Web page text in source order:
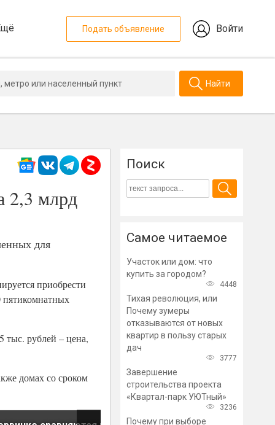
Подать объявление Войти
Найти
2,3 млрд
для
приобрести
пятикомнатных
тыс. рублей – цена,
домах со сроком
Поиск
Самое читаемое
Участок или дом: что
купить за городом?
4448
Тихая революция, или
Почему зумеры
отказываются от новых
квартир в пользу старых
дач
3777
Завершение
строительства проекта
«Квартал-парк УЮТный»
3236
Почему при выборе